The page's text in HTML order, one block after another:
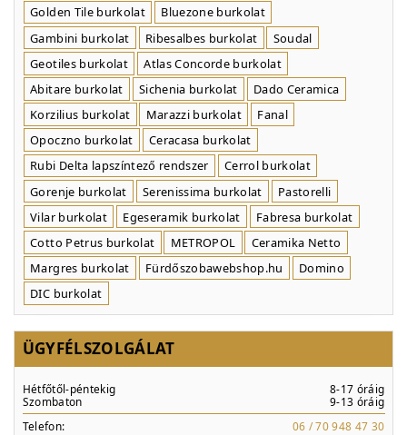
Golden Tile burkolat
Bluezone burkolat
Gambini burkolat
Ribesalbes burkolat
Soudal
Geotiles burkolat
Atlas Concorde burkolat
Abitare burkolat
Sichenia burkolat
Dado Ceramica
Korzilius burkolat
Marazzi burkolat
Fanal
Opoczno burkolat
Ceracasa burkolat
Rubi Delta lapszíntező rendszer
Cerrol burkolat
Gorenje burkolat
Serenissima burkolat
Pastorelli
Vilar burkolat
Egeseramik burkolat
Fabresa burkolat
Cotto Petrus burkolat
METROPOL
Ceramika Netto
Margres burkolat
Fürdőszobawebshop.hu
Domino
DIC burkolat
ÜGYFÉLSZOLGÁLAT
Hétfőtől-péntekig
8-17 óráig
Szombaton
9-13 óráig
Telefon:
06 / 70 948 47 30